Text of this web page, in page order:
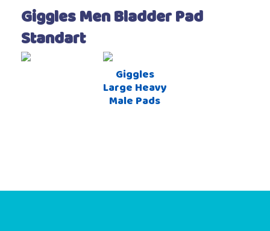
Giggles Men Bladder Pad
Standart
Giggles
Large Heavy
Male Pads